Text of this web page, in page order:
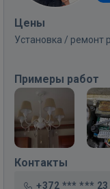
Цены
Установка / ремонт
Примеры работ
Контакты
+372 *** *** 23